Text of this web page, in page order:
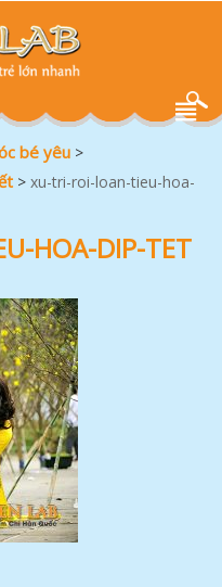
bé yêu >
> xu-tri-roi-loan-tieu-hoa-
HOA-DIP-TET